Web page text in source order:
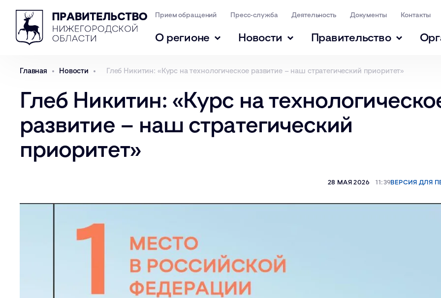
Прием обращений Пресс-служба Деятельность Документы Контакты
О регионе Новости Правительство
Главная Новости Глеб Никитин: «Курс на технологическое развитие – наш стратегический приоритет»
Глеб Никитин: «Курс на
развитие – наш стратегический
приоритет»
28 МАЯ 2026 11:39ВЕРСИЯ ДЛЯ